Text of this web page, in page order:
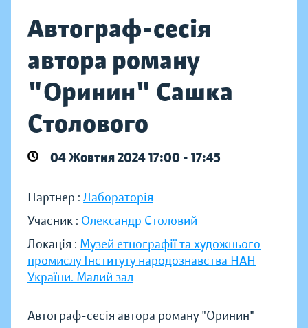
Автограф-сесія
автора роману
"Оринин" Сашка
Столового
04 Жовтня 2024 17:00 - 17:45
Партнер : Лабораторія
Учасник : Олександр Столовий
Локація : Музей етнографії та художнього
промислу Інституту народознавства НАН
України. Малий зал
Автограф-сесія автора роману "Оринин"